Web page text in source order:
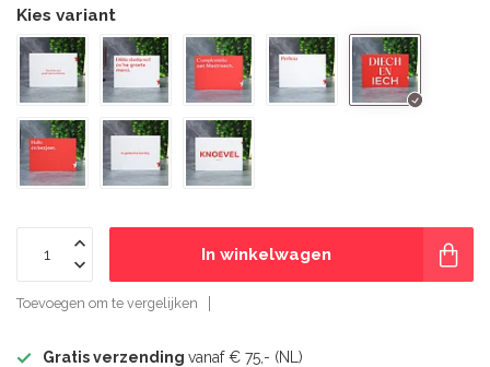
Kies variant
In winkelwagen
Toevoegen om te vergelijken
Gratis verzending vanaf € 75,- (NL)